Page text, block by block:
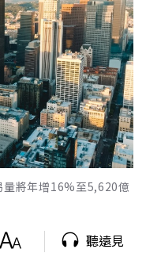
將年增16%至5,620億
聽遠見